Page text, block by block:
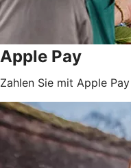
Apple Pay
Zahlen Sie mit Apple